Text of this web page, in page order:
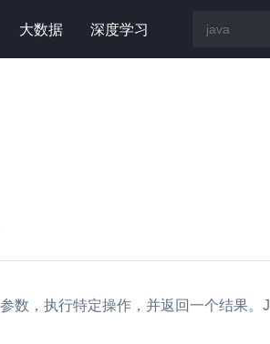
大数据 深度学习
数，执行特定操作，并返回一个结果。J